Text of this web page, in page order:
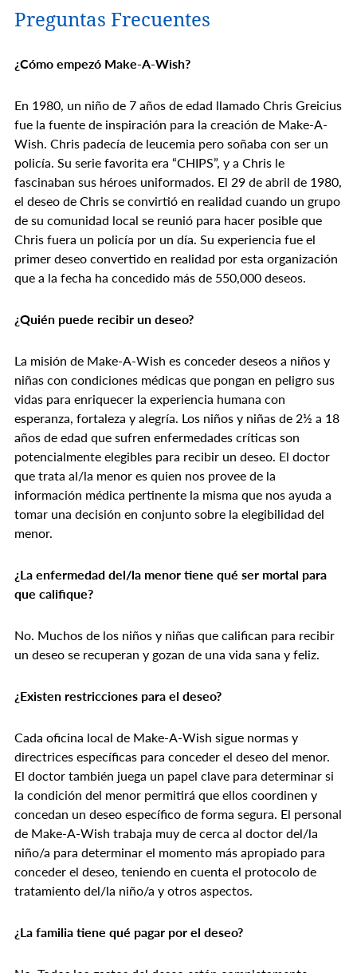
Preguntas Frecuentes
¿Cómo empezó Make-A-Wish?
En 1980, un niño de 7 años de edad llamado Chris Greicius
fue la fuente de inspiración para la creación de Make-A-
Wish. Chris padecía de leucemia pero soñaba con ser un
policía. Su serie favorita era “CHIPS”, y a Chris le
fascinaban sus héroes uniformados. El 29 de abril de 1980,
el deseo de Chris se convirtió en realidad cuando un grupo
de su comunidad local se reunió para hacer posible que
Chris fuera un policía por un día. Su experiencia fue el
primer deseo convertido en realidad por esta organización
que a la fecha ha concedido más de 550,000 deseos.
¿Quién puede recibir un deseo?
La misión de Make-A-Wish es conceder deseos a niños y
niñas con condiciones médicas que pongan en peligro sus
vidas para enriquecer la experiencia humana con
esperanza, fortaleza y alegría. Los niños y niñas de 2½ a 18
años de edad que sufren enfermedades críticas son
potencialmente elegibles para recibir un deseo. El doctor
que trata al/la menor es quien nos provee de la
información médica pertinente la misma que nos ayuda a
tomar una decisión en conjunto sobre la elegibilidad del
menor.
¿La enfermedad del/la menor tiene qué ser mortal para
que califique?
No. Muchos de los niños y niñas que califican para recibir
un deseo se recuperan y gozan de una vida sana y feliz.
¿Existen restricciones para el deseo?
Cada oficina local de Make-A-Wish sigue normas y
directrices específicas para conceder el deseo del menor.
El doctor también juega un papel clave para determinar si
la condición del menor permitirá que ellos coordinen y
concedan un deseo específico de forma segura. El personal
de Make-A-Wish trabaja muy de cerca al doctor del/la
niño/a para determinar el momento más apropiado para
conceder el deseo, teniendo en cuenta el protocolo de
tratamiento del/la niño/a y otros aspectos.
¿La familia tiene qué pagar por el deseo?